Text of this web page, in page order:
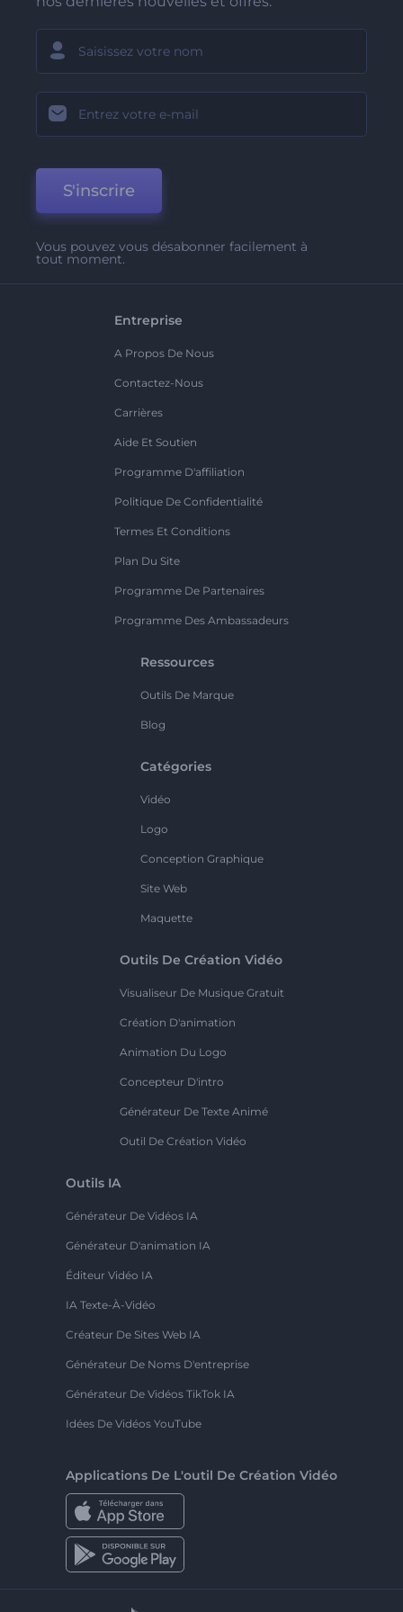
S'inscrire
Vous pouvez vous désabonner facilement à
tout moment.
Entreprise
A Propos De Nous
Contactez-Nous
Carrières
Aide Et Soutien
Programme D'affiliation
Politique De Confidentialité
Termes Et Conditions
Plan Du Site
Programme De Partenaires
Programme Des Ambassadeurs
Ressources
Outils De Marque
Blog
Catégories
Vidéo
Logo
Conception Graphique
Site Web
Maquette
Outils De Création Vidéo
Visualiseur De Musique Gratuit
Création D'animation
Animation Du Logo
Concepteur D'intro
Générateur De Texte Animé
Outil De Création Vidéo
Outils IA
Générateur De Vidéos IA
Générateur D'animation IA
Éditeur Vidéo IA
IA Texte-À-Vidéo
Créateur De Sites Web IA
Générateur De Noms D'entreprise
Générateur De Vidéos TikTok IA
Idées De Vidéos YouTube
Applications De L'outil De Création Vidéo